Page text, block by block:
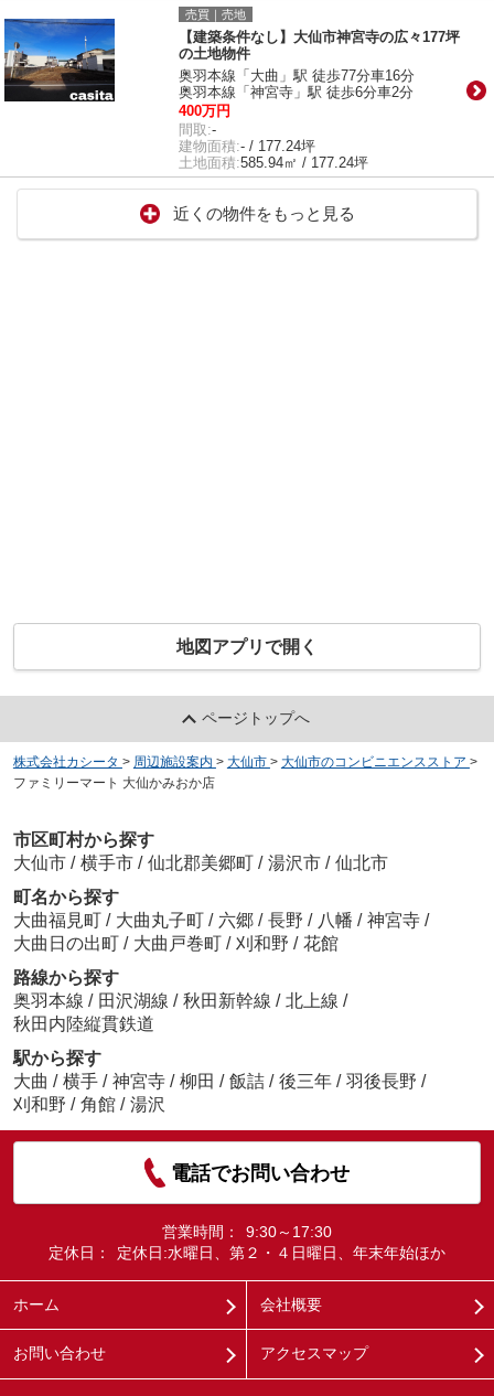
売買｜売地
【建築条件なし】大仙市神宮寺の広々177坪
の土地物件
奥羽本線「大曲」駅 徒歩77分車16分
奥羽本線「神宮寺」駅 徒歩6分車2分
400万円
間取:-
建物面積:- / 177.24坪
土地面積:585.94㎡ / 177.24坪
近くの物件をもっと見る
地図アプリで開く
ページトップへ
株式会社カシータ > 周辺施設案内 > 大仙市 > 大仙市のコンビニエンスストア >
ファミリーマート 大仙かみおか店
市区町村から探す
大仙市 / 横手市 / 仙北郡美郷町 / 湯沢市 / 仙北市
町名から探す
大曲福見町 / 大曲丸子町 / 六郷 / 長野 / 八幡 / 神宮寺 /
大曲日の出町 / 大曲戸巻町 / 刈和野 / 花館
路線から探す
奥羽本線 / 田沢湖線 / 秋田新幹線 / 北上線 /
秋田内陸縦貫鉄道
駅から探す
大曲 / 横手 / 神宮寺 / 柳田 / 飯詰 / 後三年 / 羽後長野 /
刈和野 / 角館 / 湯沢
電話でお問い合わせ
営業時間：
9:30～17:30
定休日：
定休日:水曜日、第２・４日曜日、年末年始ほか
ホーム 会社概要
お問い合わせ アクセスマップ